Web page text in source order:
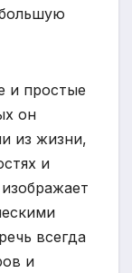
и простые
он
из жизни,
и
всегда
и